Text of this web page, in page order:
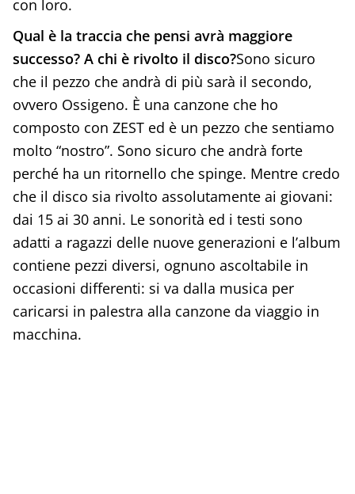
con loro.
Qual è la traccia che pensi avrà maggiore
successo? A chi è rivolto il disco?Sono sicuro
che il pezzo che andrà di più sarà il secondo,
ovvero Ossigeno. È una canzone che ho
composto con ZEST ed è un pezzo che sentiamo
molto “nostro”. Sono sicuro che andrà forte
perché ha un ritornello che spinge. Mentre credo
che il disco sia rivolto assolutamente ai giovani:
dai 15 ai 30 anni. Le sonorità ed i testi sono
adatti a ragazzi delle nuove generazioni e l’album
contiene pezzi diversi, ognuno ascoltabile in
occasioni differenti: si va dalla musica per
caricarsi in palestra alla canzone da viaggio in
macchina.